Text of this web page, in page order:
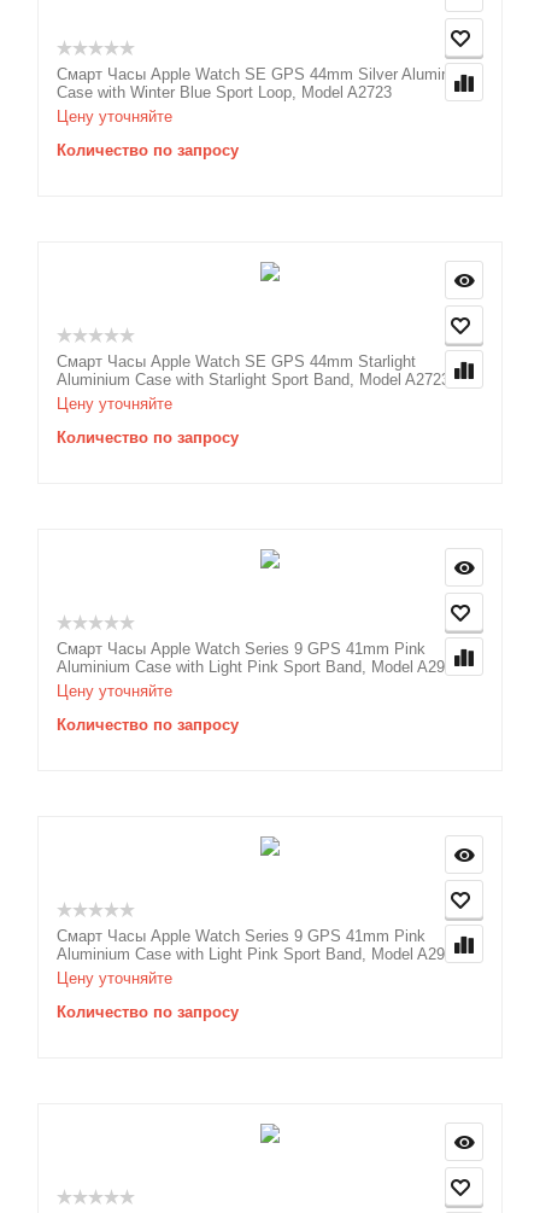
Смарт Часы Apple Watch SE GPS 44mm Silver Aluminium
Case with Winter Blue Sport Loop, Model A2723
Цену уточняйте
Количество по запросу
Смарт Часы Apple Watch SE GPS 44mm Starlight
Aluminium Case with Starlight Sport Band, Model A2723
Цену уточняйте
Количество по запросу
Смарт Часы Apple Watch Series 9 GPS 41mm Pink
Aluminium Case with Light Pink Sport Band, Model A2978
Цену уточняйте
Количество по запросу
Смарт Часы Apple Watch Series 9 GPS 41mm Pink
Aluminium Case with Light Pink Sport Band, Model A2978
Цену уточняйте
Количество по запросу